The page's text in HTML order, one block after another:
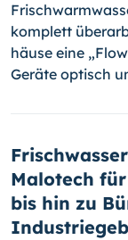
komplett
häuse eine
Geräte optisch
Malotech
bis hin zu